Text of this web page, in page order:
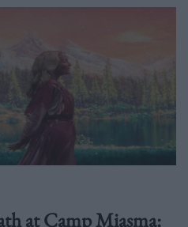
at Camp Miasma: